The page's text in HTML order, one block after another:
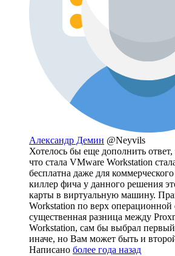
Александр Демин @Neyvils
Хотелось бы еще дополнить ответ,
что стала VMware Workstation
бесплатна даже для
киллер фича у данного решения
карты в виртуальную машину.
Workstation по верх операционной
существенная разница между
Workstation, сам бы выбрал
иначе, но Вам может быть и
Написано более года назад